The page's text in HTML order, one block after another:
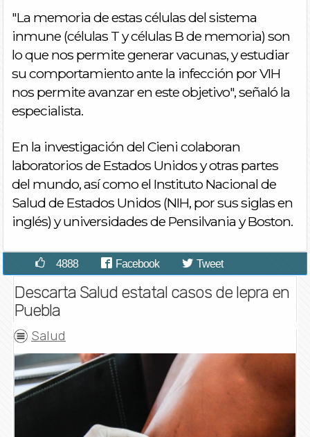
"La memoria de estas células del sistema
inmune (células T y células B de memoria) son
lo que nos permite generar vacunas, y estudiar
su comportamiento ante la infección por VIH
nos permite avanzar en este objetivo", señaló la
especialista.
En la investigación del Cieni colaboran
laboratorios de Estados Unidos y otras partes
del mundo, así como el Instituto Nacional de
Salud de Estados Unidos (NIH, por sus siglas en
inglés) y universidades de Pensilvania y Boston.
4888 Facebook Tweet
Descarta Salud estatal casos de lepra en
Puebla
Salud